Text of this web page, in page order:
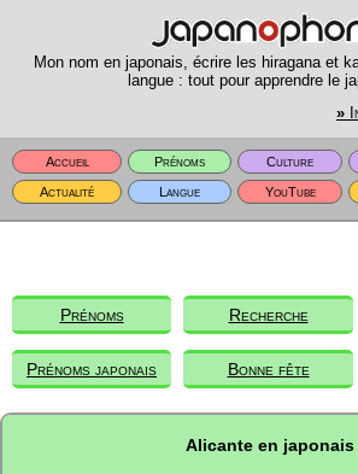
Mon nom en japonais, écrire les hiragana et
langue : tout pour apprendre le
»
Accueil Prénoms Culture
Actualité
Langue YouTube
Prénoms Recherche
Prénoms japonais Bonne fête
Alicante en japonais